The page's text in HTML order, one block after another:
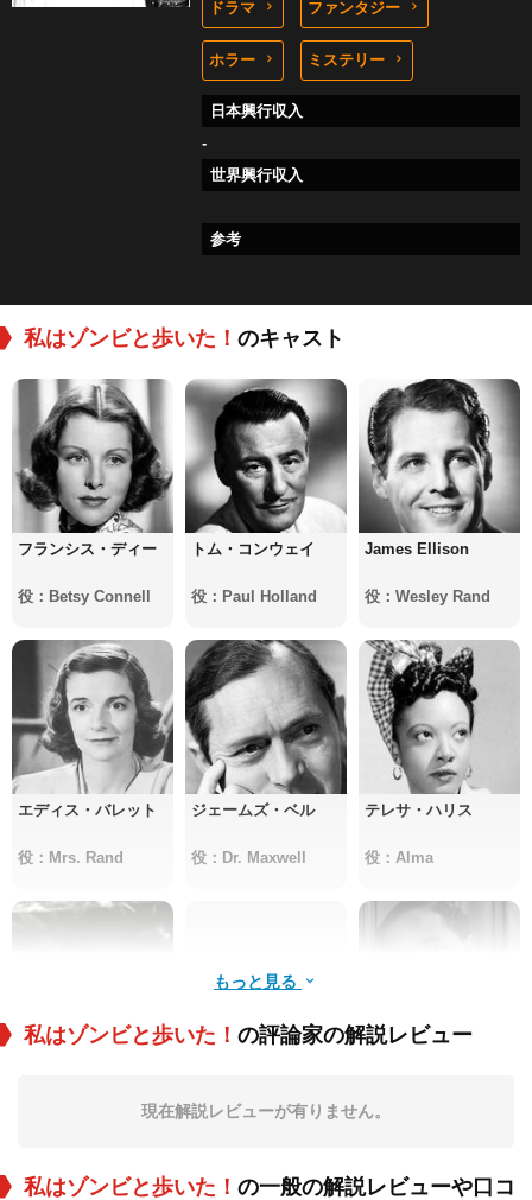
ドラマ ファンタジー
ホラー ミステリー
日本興行収入
-
世界興行収入
参考
私はゾンビと歩いた！ のキャスト
フランシス・ディー
役：Betsy Connell
トム・コンウェイ
役：Paul Holland
James Ellison
役：Wesley Rand
エディス・バレット
役：Mrs. Rand
ジェームズ・ベル
役：Dr. Maxwell
テレサ・ハリス
役：Alma
役：Jessica Holland 役：Calypso Singer
もっと見る
私はゾンビと歩いた！ の評論家の解説レビュー
現在解説レビューが有りません。
私はゾンビと歩いた！ の一般の解説レビューや口コ